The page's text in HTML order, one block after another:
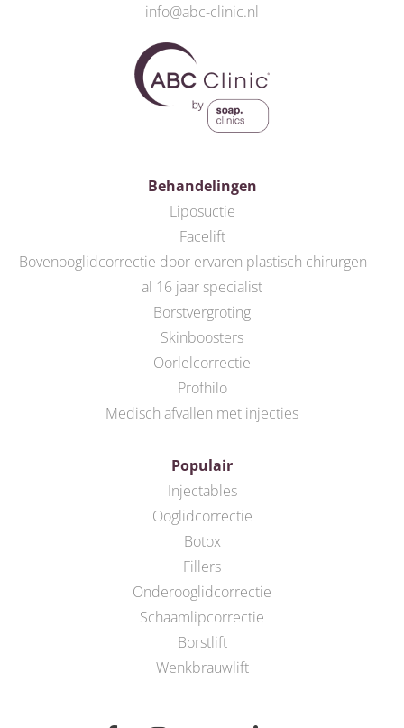
info@abc-clinic.nl
Behandelingen
Liposuctie
Facelift
Bovenooglidcorrectie door ervaren plastisch chirurgen —
al 16 jaar specialist
Borstvergroting
Skinboosters
Oorlelcorrectie
Profhilo
Medisch afvallen met injecties
Populair
Injectables
Ooglidcorrectie
Botox
Fillers
Onderooglidcorrectie
Schaamlipcorrectie
Borstlift
Wenkbrauwlift